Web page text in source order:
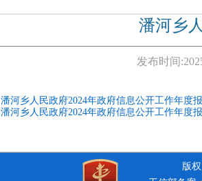
潘河乡
发布时间:
潘河乡人民政府2024年政府信息公开工作年度
潘河乡人民政府2024年政府信息公开工作年度
版